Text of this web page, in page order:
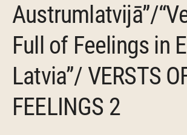
Austrumlatvijā”/
Full of Feelings in
Latvia”/ VERSTS
FEELINGS 2